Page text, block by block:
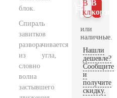
блок.
Спираль
завитков
разворачивается
из угла,
словно
волна
застывшего
В
В 1
клик
или
наличные.
Нашли
дешевле?
Сообщите
и
получите
скидку.